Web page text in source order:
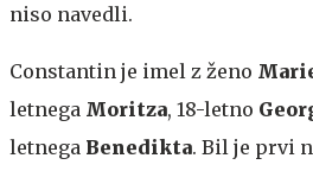
niso navedli.
Constantin je imel z ženo
letnega Moritza, 18-letno
letnega Benedikta. Bil je prvi